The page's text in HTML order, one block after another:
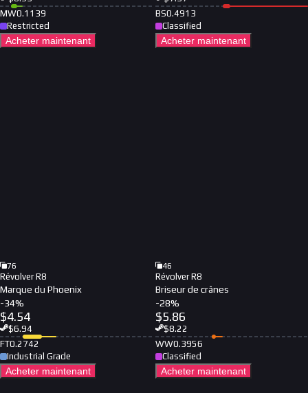
MW0.1139
Restricted
Acheter maintenant
BS0.4913
Classified
Acheter maintenant
76
Révolver R8
Marque du Phoenix
-34%
$4.54
$6.94
FT0.2742
Industrial Grade
Acheter maintenant
46
Révolver R8
Briseur de crânes
-28%
$5.86
$8.22
WW0.3956
Classified
Acheter maintenant